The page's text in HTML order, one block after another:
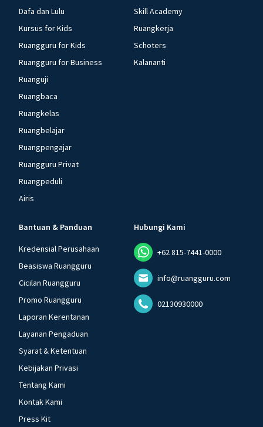
Dafa dan Lulu
Kursus for Kids
Ruangguru for Kids
Ruangguru for Business
Ruanguji
Ruangbaca
Ruangkelas
Ruangbelajar
Ruangpengajar
Ruangguru Privat
Ruangpeduli
Airis
Skill Academy
Ruangkerja
Schoters
Kalananti
Bantuan & Panduan
Kredensial Perusahaan
Beasiswa Ruangguru
Cicilan Ruangguru
Promo Ruangguru
Laporan Kerentanan
Layanan Pengaduan
Syarat & Ketentuan
Kebijakan Privasi
Tentang Kami
Kontak Kami
Press Kit
Hubungi Kami
+62 815-7441-0000
info@ruangguru.com
02130930000